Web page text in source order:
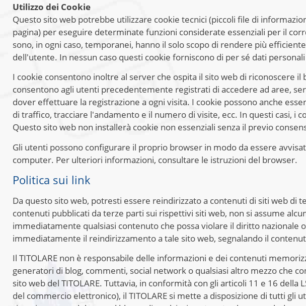
Utilizzo dei Cookie
Questo sito web potrebbe utilizzare cookie tecnici (piccoli file di
pagina) per eseguire determinate funzioni considerate essenziali per il
sono, in ogni caso, temporanei, hanno il solo scopo di rendere più
dell'utente. In nessun caso questi cookie forniscono di per sé dati
I cookie consentono inoltre al server che ospita il sito web di riconoscere
consentono agli utenti precedentemente registrati di accedere ad aree,
dover effettuare la registrazione a ogni visita. I cookie possono anche
di traffico, tracciare l'andamento e il numero di visite, ecc. In questi casi, i
Questo sito web non installerà cookie non essenziali senza il previo
Gli utenti possono configurare il proprio browser in modo da essere
computer. Per ulteriori informazioni, consultare le istruzioni del browser.
Politica sui link
Da questo sito web, potresti essere reindirizzato a contenuti di siti web di
contenuti pubblicati da terze parti sui rispettivi siti web, non si assume
immediatamente qualsiasi contenuto che possa violare il diritto
immediatamente il reindirizzamento a tale sito web, segnalando il
Il TITOLARE non è responsabile delle informazioni e dei contenuti
generatori di blog, commenti, social network o qualsiasi altro mezzo che
sito web del TITOLARE. Tuttavia, in conformità con gli articoli 11 e 16 della
del commercio elettronico), il TITOLARE si mette a disposizione di tutti